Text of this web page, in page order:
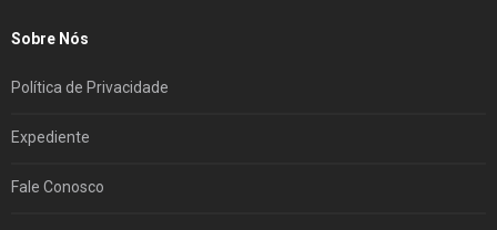
Sobre Nós
Política de Privacidade
Expediente
Fale Conosco